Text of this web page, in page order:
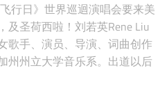
行日》世界巡迴演唱会要来美
及圣荷西啦！刘若英Rene Liu
歌手、演员、导演、词曲创作
州州立大学音乐系。出道以后